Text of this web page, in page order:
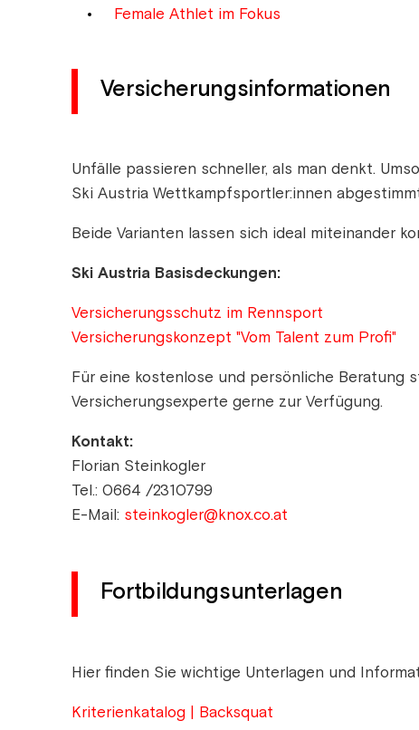
Female Athlet im Fokus
Versicherungsinformationen
Unfälle passieren schneller, als man denkt.
Ski Austria Wettkampfsportler:innen
Beide Varianten lassen sich ideal miteinander
Ski Austria Basisdeckungen:
Versicherungsschutz im Rennsport
Versicherungskonzept "Vom Talent zum Profi"
Für eine kostenlose und persönliche Beratung
Versicherungsexperte gerne zur Verfügung.
Kontakt:
Florian Steinkogler
Tel.: 0664 /2310799
E-Mail: steinkogler@knox.co.at
Fortbildungsunterlagen
Hier finden Sie wichtige Unterlagen und
Kriterienkatalog | Backsquat